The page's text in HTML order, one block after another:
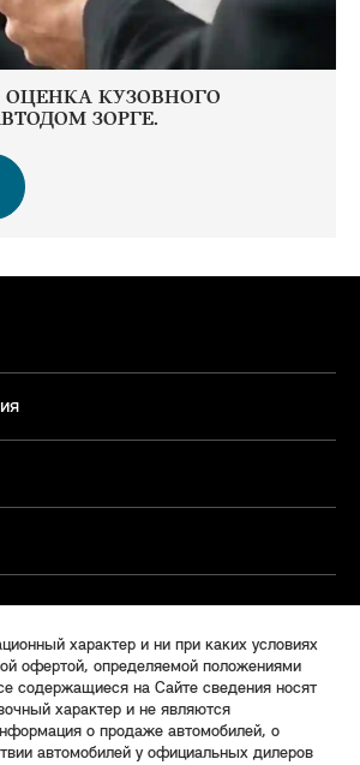
ОЦЕНКА КУЗОВНОГО
ЗОРГЕ.
характер и ни при каких условиях
офертой, определяемой положениями
содержащиеся на Сайте сведения носят
характер и не являются
о продаже автомобилей, о
автомобилей у официальных дилеров